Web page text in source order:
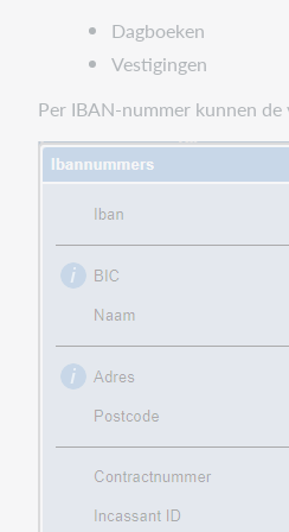
Dagboeken
Vestigingen
Per IBAN-nummer kunnen